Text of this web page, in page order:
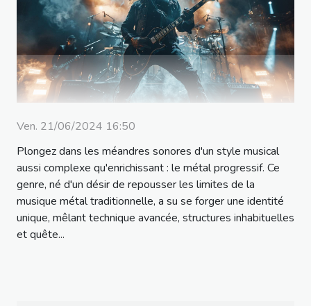
Ven. 21/06/2024 16:50
Plongez dans les méandres sonores d'un style musical
aussi complexe qu'enrichissant : le métal progressif. Ce
genre, né d'un désir de repousser les limites de la
musique métal traditionnelle, a su se forger une identité
unique, mêlant technique avancée, structures inhabituelles
et quête...